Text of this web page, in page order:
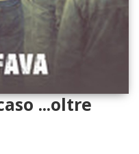
...oltre